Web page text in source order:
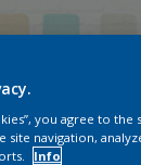
you agree to
navigation,
Info